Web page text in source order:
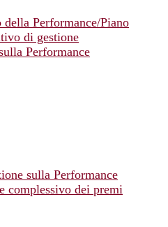
della Performance/Piano
di gestione
Performance
sulla Performance
complessivo dei premi